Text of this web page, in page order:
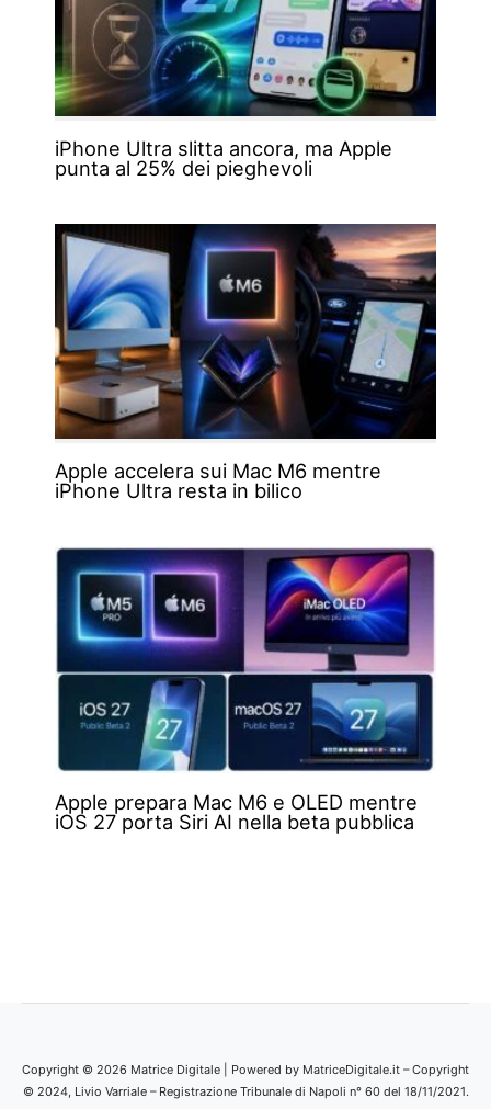
iPhone Ultra slitta ancora, ma Apple
punta al 25% dei pieghevoli
Apple accelera sui Mac M6 mentre
iPhone Ultra resta in bilico
Apple prepara Mac M6 e OLED mentre
iOS 27 porta Siri AI nella beta pubblica
Copyright © 2026 Matrice Digitale | Powered by MatriceDigitale.it – Copyright
© 2024, Livio Varriale – Registrazione Tribunale di Napoli n° 60 del 18/11/2021.